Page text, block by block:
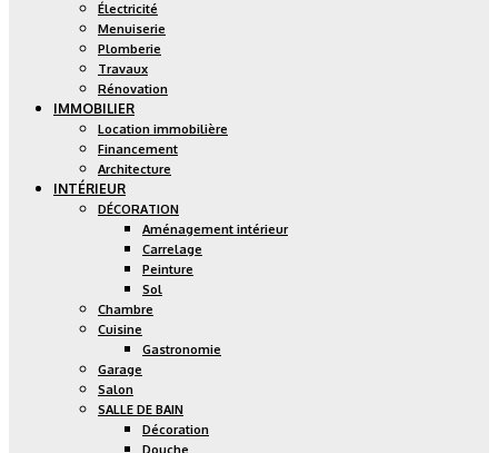
Électricité
Menuiserie
Plomberie
Travaux
Rénovation
IMMOBILIER
Location immobilière
Financement
Architecture
INTÉRIEUR
DÉCORATION
Aménagement intérieur
Carrelage
Peinture
Sol
Chambre
Cuisine
Gastronomie
Garage
Salon
SALLE DE BAIN
Décoration
Douche